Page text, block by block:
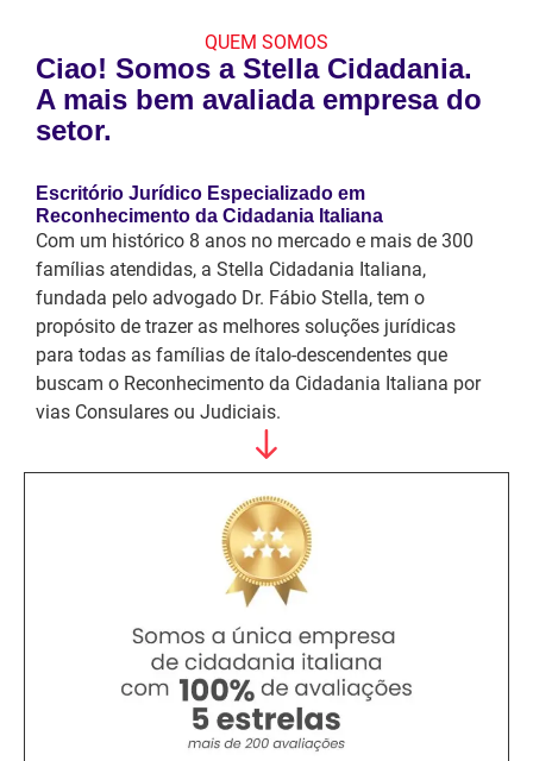
QUEM SOMOS
Ciao! Somos a Stella Cidadania.
A mais bem avaliada empresa do
setor.
Escritório Jurídico Especializado em
Reconhecimento da Cidadania Italiana
Com um histórico 8 anos no mercado e mais de 300
famílias atendidas, a Stella Cidadania Italiana,
fundada pelo advogado Dr. Fábio Stella, tem o
propósito de trazer as melhores soluções jurídicas
para todas as famílias de ítalo-descendentes que
buscam o Reconhecimento da Cidadania Italiana por
vias Consulares ou Judiciais.